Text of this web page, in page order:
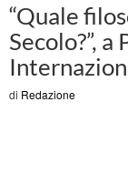
“Quale
Secolo?”,
di Redazione